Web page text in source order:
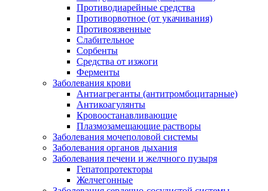
Противодиарейные средства
Противорвотное (от укачивания)
Противоязвенные
Слабительное
Сорбенты
Средства от изжоги
Ферменты
Заболевания крови
Антиагреганты (антитромбоцитарные)
Антикоагулянты
Кровоостанавливающие
Плазмозамещающие растворы
Заболевания мочеполовой системы
Заболевания органов дыхания
Заболевания печени и желчного пузыря
Гепатопротекторы
Желчегонные